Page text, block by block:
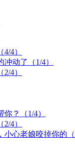
4）
动了（1/4）
4）
？（1/4）
4）
小心老娘咬掉你的